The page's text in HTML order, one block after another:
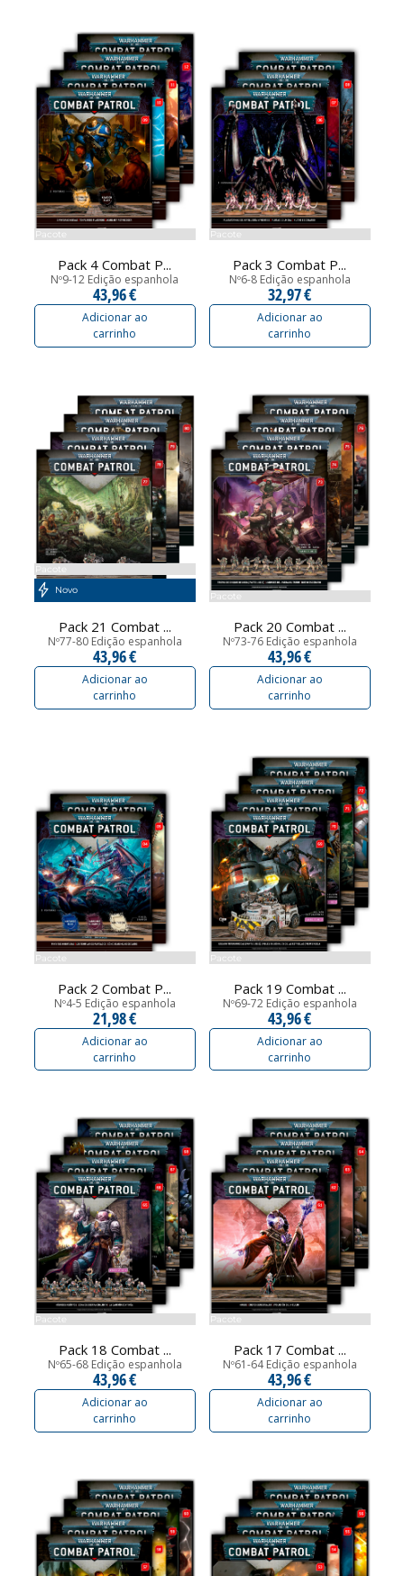
Pacote
Pack 4 Combat P...
Nº9-12 Edição espanhola
43,96 €
Adicionar ao
carrinho
Pacote
Pack 3 Combat P...
Nº6-8 Edição espanhola
32,97 €
Adicionar ao
carrinho
Pacote
Novo
Pack 21 Combat ...
Nº77-80 Edição espanhola
43,96 €
Adicionar ao
carrinho
Pacote
Pack 20 Combat ...
Nº73-76 Edição espanhola
43,96 €
Adicionar ao
carrinho
Pacote
Pack 2 Combat P...
Nº4-5 Edição espanhola
21,98 €
Adicionar ao
carrinho
Pacote
Pack 19 Combat ...
Nº69-72 Edição espanhola
43,96 €
Adicionar ao
carrinho
Pacote
Pack 18 Combat ...
Nº65-68 Edição espanhola
43,96 €
Adicionar ao
carrinho
Pacote
Pack 17 Combat ...
Nº61-64 Edição espanhola
43,96 €
Adicionar ao
carrinho